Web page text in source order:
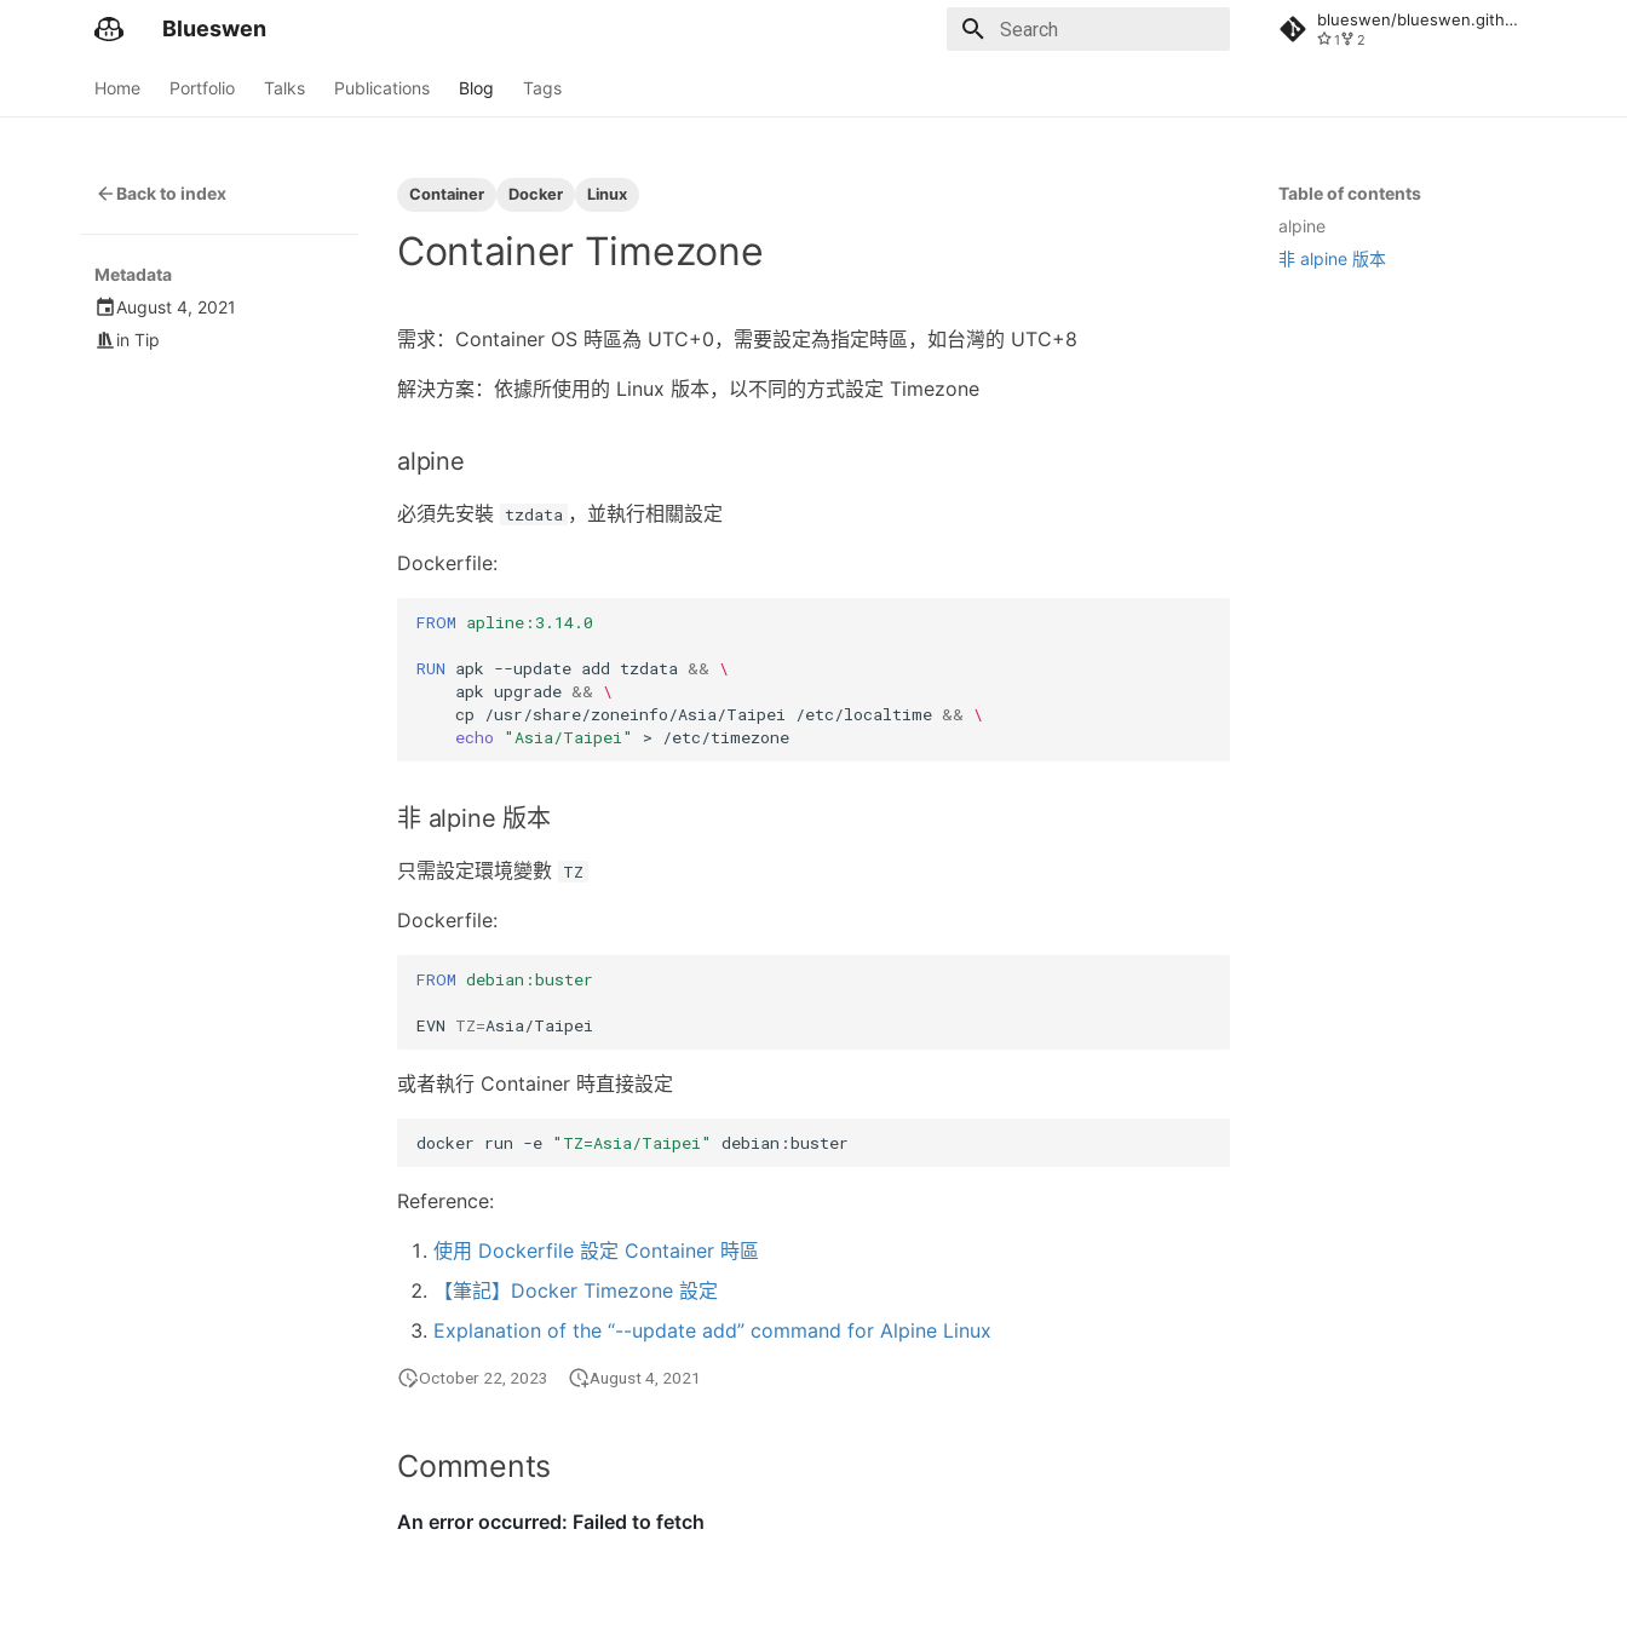
Blueswen blueswen/blueswen.github.io
1 2
Home Portfolio Talks Publications Blog Tags
Table of contents
alpine
非 alpine 版本
Back to index
Metadata
August 4, 2021
inTip
Container Docker Linux
Container Timezone
需求：Container OS 時區為 UTC+0，需要設定為指定時區，如台灣的 UTC+8
解決方案：依據所使用的 Linux 版本，以不同的方式設定 Timezone
alpine
必須先安裝 tzdata ，並執行相關設定
Dockerfile:
FROM apline:3.14.0
RUN apk --update add tzdata && \
apk upgrade && \
cp
/usr/share/zoneinfo/Asia/Taipei /etc/localtime && \
echo
"Asia/Taipei" >
非 alpine 版本
只需設定環境變數 TZ
Dockerfile:
FROM debian:buster
EVN TZ=
或者執行 Container 時直接設定
docker run -e "TZ=Asia/Taipei"
Reference:
使用 Dockerfile 設定 Container 時區
【筆記】Docker Timezone 設定
Explanation of the “--update add” command for Alpine Linux
October 22, 2023 August 4, 2021
Comments